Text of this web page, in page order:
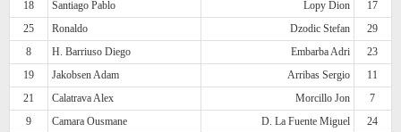
18
Santiago Pablo Lopy Dion
17
25
Ronaldo Dzodic Stefan
29
8
H. Barriuso Diego Embarba Adri
23
19
Jakobsen Adam Arribas Sergio
11
21
Calatrava Alex Morcillo Jon
7
9
Camara Ousmane D. La Fuente Miguel
24